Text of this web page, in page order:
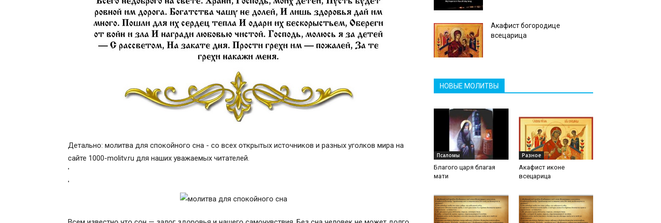
Детально: молитва для спокойного сна - со всех открытых источников и разных уголков мира на
сайте 1000-molitv.ru для наших уважаемых читателей.
'
'
Акафист богородице
всецарица
НОВЫЕ МОЛИТВЫ
Псаломы
Благого царя благая
мати
Разное
Акафист иконе
всецарица